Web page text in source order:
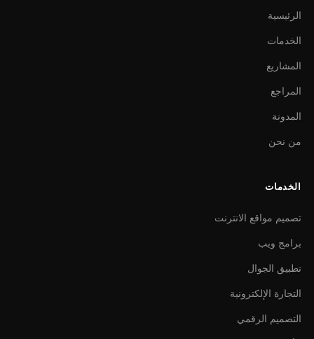
الرئيسية
الخدمات
المشاريع
المراجع
المدونة
من نحن
الخدمات
تصميم مواقع الانترنت
برامج ويب
تطبيق الجوال
التجارة الإلكترونية
التصميم الرقمي